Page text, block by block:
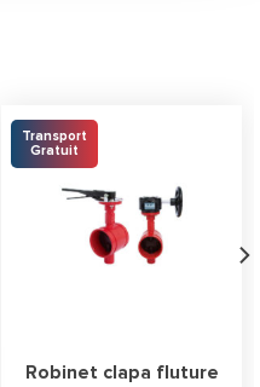
Transport
Gratuit
Robinet clapa fluture